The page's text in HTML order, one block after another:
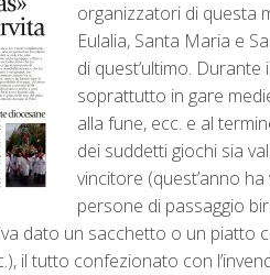
organizzatori di questa
Eulalia, Santa Maria e
di quest’ultimo.
soprattutto in gare
alla fune, ecc. e al
dei suddetti giochi sia
vincitore (quest’anno
persone di passaggio
dato un sacchetto o un
il tutto confezionato con